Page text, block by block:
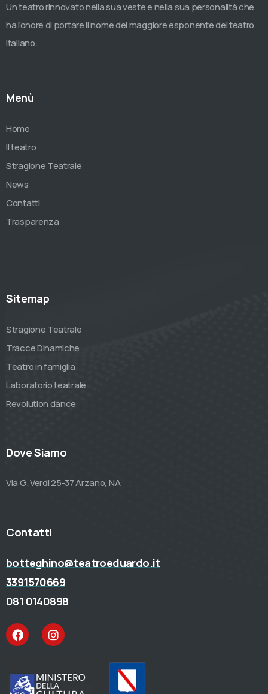
Un teatro rinnovato nella sua veste e nella sua personalità che
ha l’onore di portare il nome del maggiore esponente del teatro
italiano.
Menù
Home
Il teatro
Stragione Teatrale
News
Contatti
Trasparenza
Sitemap
Stragione Teatrale
Tracce Dinamiche
Teatro in famiglia
Laboratorio teatrale
Revolution dance
Dove Siamo
Via G. Verdi 25-37 Arzano, NA
Contatti
botteghino@teatroeduardo.it
3391570669
081 0140898